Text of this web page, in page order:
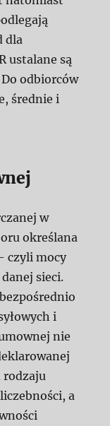
dla
ustalane są
odbiorców
średnie i
w
określana
czyli mocy
sieci.
i
nie
rodzaju
a